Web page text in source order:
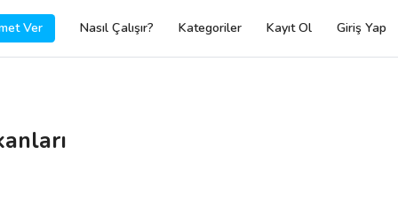
Ver Nasıl Çalışır? Kategoriler Kayıt Ol Giriş Yap